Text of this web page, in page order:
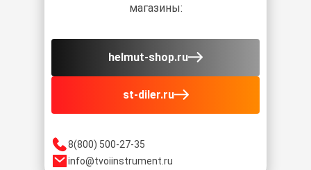
8(800) 500-27-35
info@tvoiinstrument.ru
магазины:
helmut-shop.ru
st-diler.ru